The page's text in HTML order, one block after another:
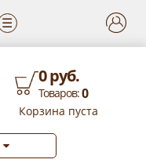
☰
0 руб.
Товаров:0
Корзина пуста